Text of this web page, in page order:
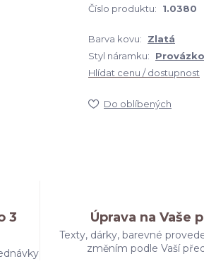
Číslo produktu: 1.0380
Barva kovu:
Zlatá
Styl náramku:
Hlídat cenu / dostupnost
Do oblíbených
3
Úprava na Vaše
Texty, dárky, barevné
změním podle Vaší